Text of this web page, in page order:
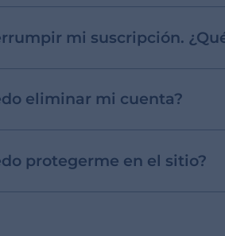
mi suscripción.
eliminar mi cuenta?
protegerme en el sitio?